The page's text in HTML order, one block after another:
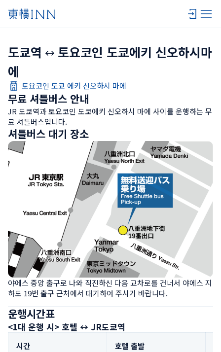
도쿄역
토요코인 도쿄에키 신오하시마
에
토요코인 도쿄 에키 신오하시 마에
무료 셔틀버스 안내
JR 도쿄역과 토요코인 도쿄에키 신오하시 마에 사이를 운행하는 무
료 셔틀버스입니다.
셔틀버스 대기 장소
야에스 중앙 출구로 나와 직진하신 다음 교차로를 건너서 야에스 지
하도 19번 출구 근처에서 대기하여 주시기 바랍니다.
운행시간표
<1대 운행 시> 호텔 ↔ JR도쿄역
시간 호텔 출발